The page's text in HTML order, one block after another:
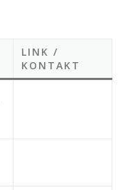
LINK /
KONTAKT